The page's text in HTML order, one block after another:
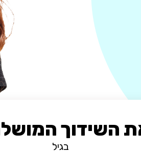
השידוך
בגיל